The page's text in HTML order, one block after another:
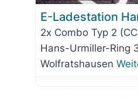
2x Combo Typ 2
Hans-Urmiller-Ring
Wolfratshausen